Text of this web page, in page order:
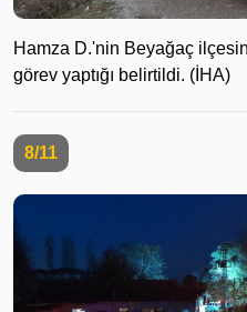
Hamza D.'nin Beyağaç
görev yaptığı belirtildi. (İHA)
8/11